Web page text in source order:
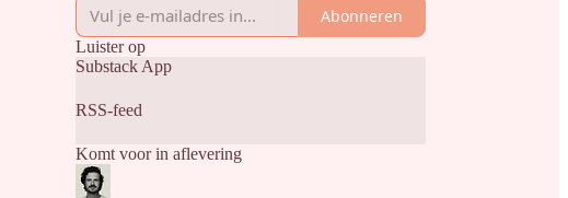
Abonneren
Luister op
Substack App
RSS-feed
Komt voor in aflevering